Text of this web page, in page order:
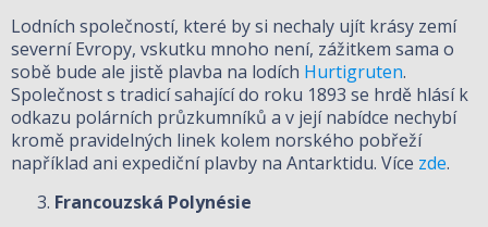
Lodních společností, které by si nechaly ujít krásy zemí
severní Evropy, vskutku mnoho není, zážitkem sama o
sobě bude ale jistě plavba na lodích Hurtigruten.
Společnost s tradicí sahající do roku 1893 se hrdě hlásí k
odkazu polárních průzkumníků a v její nabídce nechybí
kromě pravidelných linek kolem norského pobřeží
například ani expediční plavby na Antarktidu. Více zde.
Francouzská Polynésie